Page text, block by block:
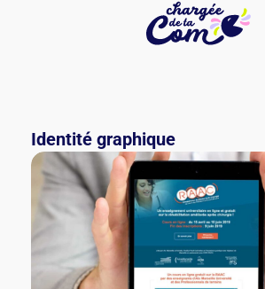
Identité graphique